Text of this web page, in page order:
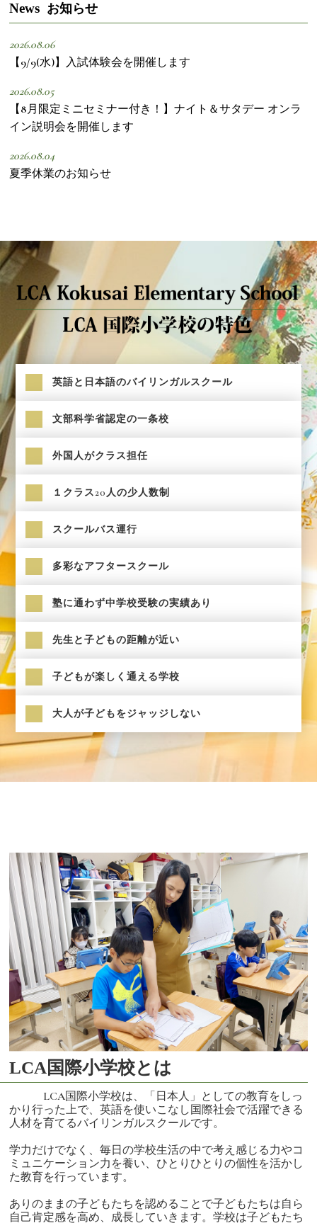
News お知らせ
2026.08.06
【9/9(水)】入試体験会を開催します
2026.08.05
【8月限定ミニセミナー付き！】ナイト＆サタデー オンラ
イン説明会を開催します
2026.08.04
夏季休業のお知らせ
英語と日本語のバイリンガルスクール
文部科学省認定の一条校
外国人がクラス担任
１クラス20人の少人数制
スクールバス運行
多彩なアフタースクール
塾に通わず中学校受験の実績あり
先生と子どもの距離が近い
子どもが楽しく通える学校
大人が子どもをジャッジしない
LCA国際小学校とは
LCA国際小学校は、「日本人」としての教育をしっ
かり行った上で、英語を使いこなし国際社会で活躍できる
人材を育てるバイリンガルスクールです。
学力だけでなく、毎日の学校生活の中で考え感じる力やコ
ミュニケーション力を養い、ひとりひとりの個性を活かし
た教育を行っています。
ありのままの子どもたちを認めることで子どもたちは自ら
自己肯定感を高め、成長していきます。学校は子どもたち